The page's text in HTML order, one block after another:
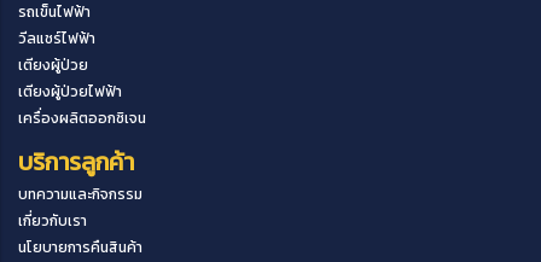
รถเข็นไฟฟ้า
วีลแชร์ไฟฟ้า
เตียงผู้ป่วย
เตียงผู้ป่วยไฟฟ้า
เครื่องผลิตออกซิเจน
บริการลูกค้า
บทความและกิจกรรม
เกี่ยวกับเรา
นโยบายการคืนสินค้า